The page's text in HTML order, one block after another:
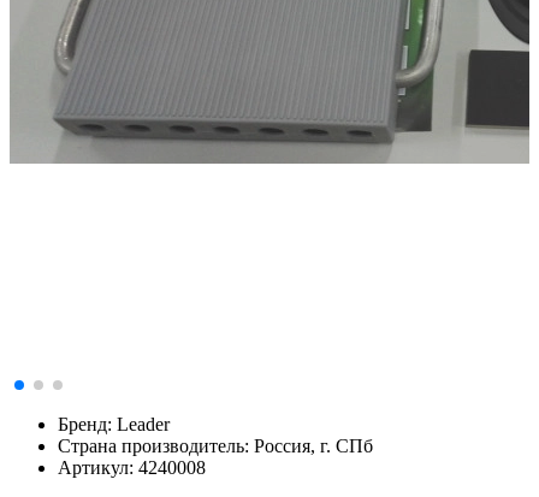
Бренд: Leader
Страна производитель: Россия, г. СПб
Артикул: 4240008